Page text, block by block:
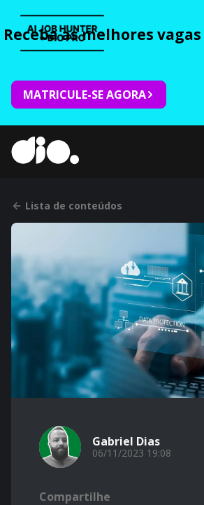
Receba as melhores
MATRICULE-SE AGORA
Lista de conteúdos
Gabriel Dias
06/11/2023 19:08
Compartilhe